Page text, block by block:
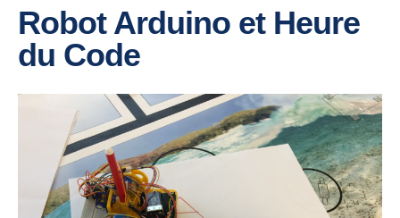
Robot Arduino et Heure
du Code